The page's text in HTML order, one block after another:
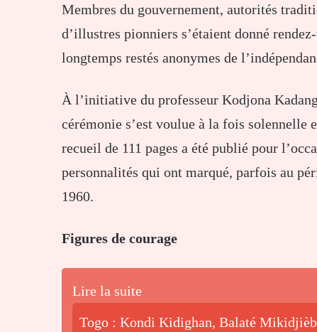
Membres du gouvernement, autorités
d’illustres pionniers s’étaient donné
longtemps restés anonymes de
À l’initiative du professeur Kodjona
cérémonie s’est voulue à la fois solennelle
recueil de 111 pages a été publié pour
personnalités qui ont marqué, parfois au
1960.
Figures de courage
Lire la suite
Togo : Kondi Kidighan, Balaté